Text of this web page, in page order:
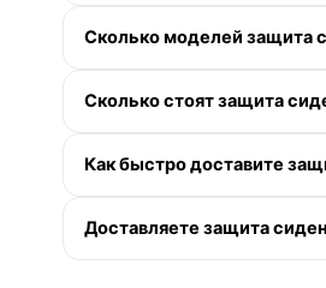
Сколько моделей защита
Сколько стоят защита
Как быстро доставите
пределах МКАД. По Санкт-
Доставляете защита